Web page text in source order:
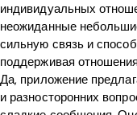
индивидуальных
неожиданные
сильную связь и
поддерживая
Да, приложение
и разносторонних